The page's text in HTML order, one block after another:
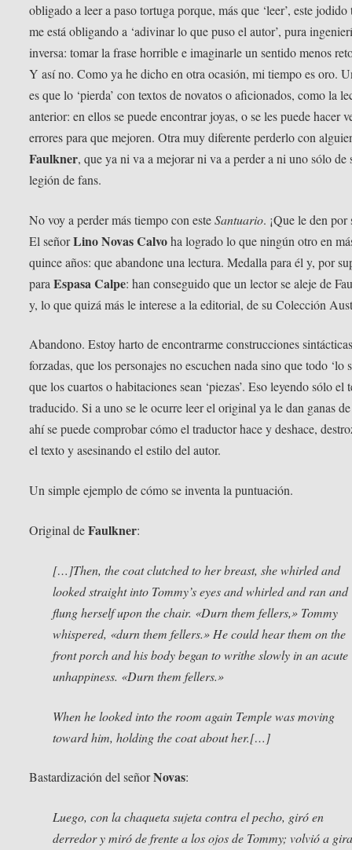
obligado a leer a paso tortuga porque, más que ‘leer’, este jodido
me está obligando a ‘adivinar lo que puso el autor’, pura
inversa: tomar la frase horrible e imaginarle un sentido menos
Y así no. Como ya he dicho en otra ocasión, mi tiempo es oro.
es que lo ‘pierda’ con textos de novatos o aficionados, como la
anterior: en ellos se puede encontrar joyas, o se les puede hacer
errores para que mejoren. Otra muy diferente perderlo con
Faulkner, que ya ni va a mejorar ni va a perder a ni uno sólo de
legión de fans.
No voy a perder más tiempo con esteSantuario. ¡Que le den por
El señorLino Novas Calvoha logrado lo que ningún otro en
quince años: que abandone una lectura. Medalla para él y, por
paraEspasa Calpe: han conseguido que un lector se aleje de
y, lo que quizá más le interese a la editorial, de su Colección
Abandono. Estoy harto de encontrarme construcciones
forzadas, que los personajes no escuchen nada sino que todo ‘lo
que los cuartos o habitaciones sean ‘piezas’. Eso leyendo sólo el
traducido. Si a uno se le ocurre leer el original ya le dan ganas
ahí se puede comprobar cómo el traductor hace y deshace,
el texto y asesinando el estilo del autor.
Un simple ejemplo de cómo se inventa la puntuación.
Original deFaulkner:
[…]Then, the coat clutched to her breast, she whirled and
looked straight into Tommy’s eyes and whirled and ran and
flung herself upon the chair. «Durn them fellers,» Tommy
whispered, «durn them fellers.» He could hear them on the
front porch and his body began to writhe slowly in an acute
unhappiness. «Durn them fellers.»
When he looked into the room again Temple was moving
toward him, holding the coat about her.[…]
Bastardización del señorNovas:
Luego, con la chaqueta sujeta contra el pecho, giró en
derredor y miró de frente a los ojos de Tommy; volvió a